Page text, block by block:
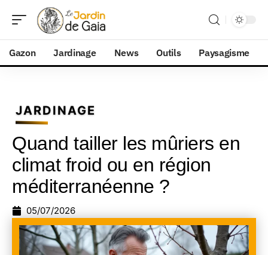
Gazon Jardinage News Outils Paysagisme
JARDINAGE
Quand tailler les mûriers en
climat froid ou en région
méditerranéenne ?
05/07/2026